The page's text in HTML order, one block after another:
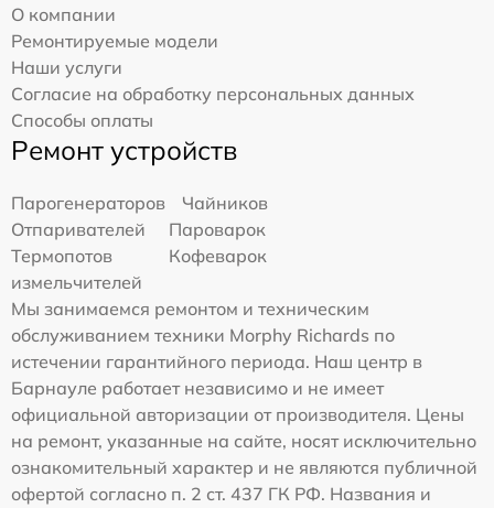
О компании
Ремонтируемые модели
Наши услуги
Согласие на обработку персональных данных
Способы оплаты
Ремонт устройств
Парогенераторов
Чайников
Отпаривателей
Пароварок
Термопотов
Кофеварок
измельчителей
Мы занимаемся ремонтом и техническим
обслуживанием техники Morphy Richards по
истечении гарантийного периода. Наш центр в
Барнауле работает независимо и не имеет
официальной авторизации от производителя. Цены
на ремонт, указанные на сайте, носят исключительно
ознакомительный характер и не являются публичной
офертой согласно п. 2 ст. 437 ГК РФ. Названия и